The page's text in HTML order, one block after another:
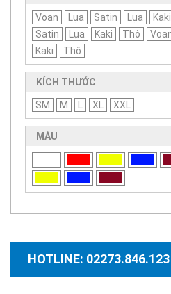
Voan Lụa Satin Lụa Kaki
Satin
Lụa Kaki Thô
Kaki
Thô
KÍCH THƯỚC
SM M L XL XXL
MÀU
HOTLINE: